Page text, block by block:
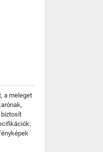
a meleget
biztosít